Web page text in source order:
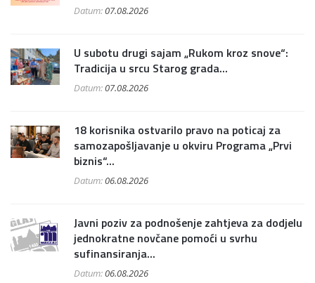
Datum:07.08.2026
U subotu drugi sajam „Rukom kroz snove“:
Tradicija u srcu Starog grada...
Datum:07.08.2026
18 korisnika ostvarilo pravo na poticaj za
samozapošljavanje u okviru Programa „Prvi
biznis“...
Datum:06.08.2026
Javni poziv za podnošenje zahtjeva za dodjelu
jednokratne novčane pomoći u svrhu
sufinansiranja...
Datum:06.08.2026